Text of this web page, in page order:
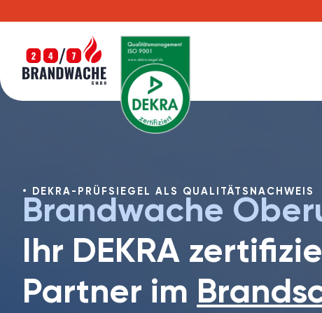
DEKRA-PRÜFSIEGEL ALS QUALITÄTSNACHWEIS
Brandwache
Ihr DEKRA
Partner im